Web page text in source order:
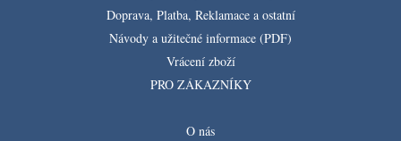
Doprava, Platba, Reklamace a ostatní
Návody a užitečné informace (PDF)
Vrácení zboží
PRO ZÁKAZNÍKY
O nás